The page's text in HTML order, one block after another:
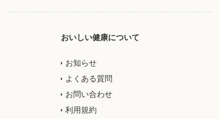
おいしい健康について
お知らせ
よくある質問
お問い合わせ
利用規約